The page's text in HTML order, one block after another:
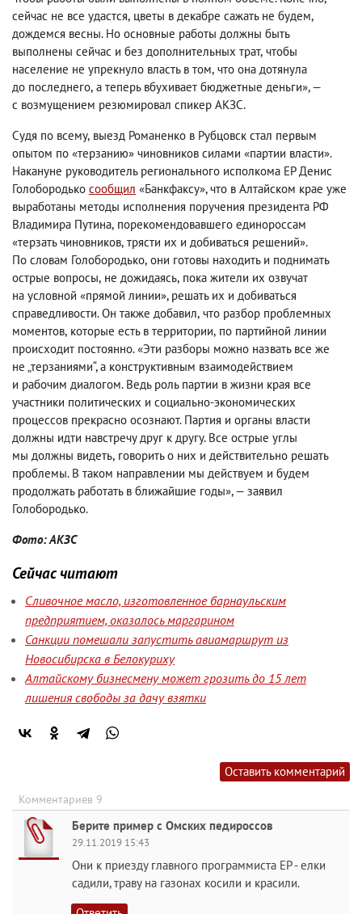
сейчас не все удастся, цветы в декабре сажать не будем,
дождемся весны. Но основные работы должны быть
выполнены сейчас и без дополнительных трат, чтобы
население не упрекнуло власть в том, что она дотянула
до последнего, а теперь вбухивает бюджетные деньги», —
с возмущением резюмировал спикер АКЗС.
Судя по всему, выезд Романенко в Рубцовск стал первым
опытом по «терзанию» чиновников силами «партии власти».
Накануне руководитель регионального исполкома ЕР Денис
Голобородько сообщил «Банкфаксу», что в Алтайском крае уже
выработаны методы исполнения поручения президента РФ
Владимира Путина, порекомендовавшего единороссам
«терзать чиновников, трясти их и добиваться решений».
По словам Голобородько, они готовы находить и поднимать
острые вопросы, не дожидаясь, пока жители их озвучат
на условной «прямой линии», решать их и добиваться
справедливости. Он также добавил, что разбор проблемных
моментов, которые есть в территории, по партийной линии
происходит постоянно. «Эти разборы можно назвать все же
не „терзаниями“, а конструктивным взаимодействием
и рабочим диалогом. Ведь роль партии в жизни края все
участники политических и социально-экономических
процессов прекрасно осознают. Партия и органы власти
должны идти навстречу друг к другу. Все острые углы
мы должны видеть, говорить о них и действительно решать
проблемы. В таком направлении мы действуем и будем
продолжать работать в ближайшие годы», — заявил
Голобородько.
Фото: АКЗС
Сейчас читают
Сливочное масло, изготовленное барнаульским
предприятием, оказалось маргарином
Санкции помешали запустить авиамаршрут из
Новосибирска в Белокуриху
Алтайскому бизнесмену может грозить до 15 лет
лишения свободы за дачу взятки
Оставить комментарий
Комментариев 9
Берите пример с Омских педироссов
29.11.2019 15:43
Они к приезду главного программиста ЕР - елки
садили, траву на газонах косили и красили.